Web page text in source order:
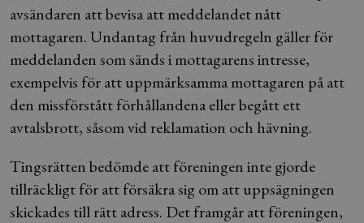
avsändaren att bevisa att meddelandet nått
mottagaren. Undantag från huvudregeln gäller för
meddelanden som sänds i mottagarens intresse,
exempelvis för att uppmärksamma mottagaren på att
den missförstått förhållandena eller begått ett
avtalsbrott, såsom vid reklamation och hävning.
Tingsrätten bedömde att föreningen inte gjorde
tillräckligt för att försäkra sig om att uppsägningen
skickades till rätt adress. Det framgår att föreningen,